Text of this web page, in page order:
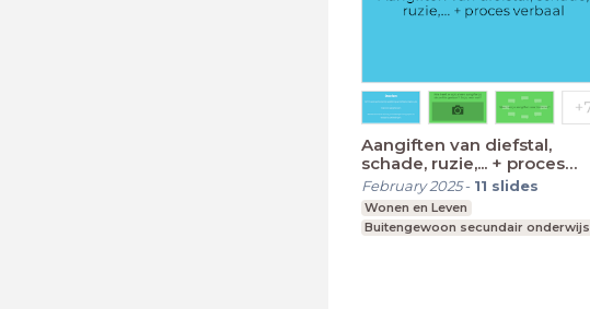
Aangiften van diefstal,
schade, ruzie,... + proces
verbaal
February 2025- 11 slides
Wonen en Leven
Buitengewoon secundair onderwijs